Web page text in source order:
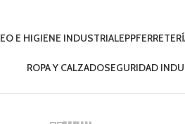
E HIGIENE INDUSTRIALEPP
ROPA Y CALZADOSEGURIDAD